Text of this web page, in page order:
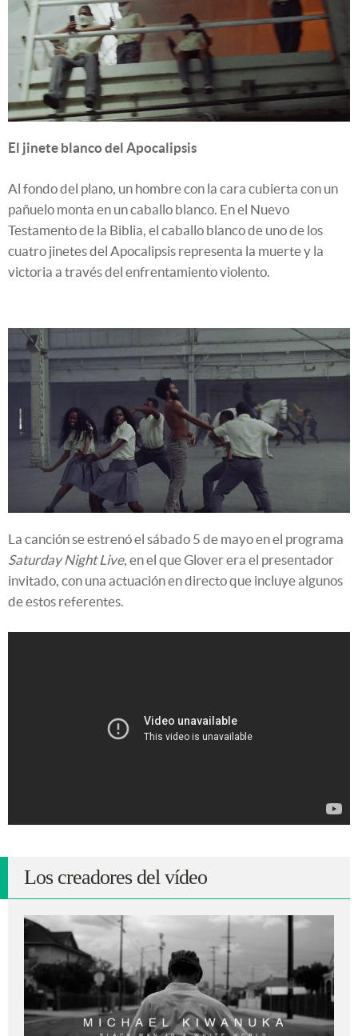
El jinete blanco del Apocalipsis
Al fondo del plano, un hombre con la cara cubierta con un
pañuelo monta en un caballo blanco. En el Nuevo
Testamento de la Biblia, el caballo blanco de uno de los
cuatro jinetes del Apocalipsis representa la muerte y la
victoria a través del enfrentamiento violento.
La canción se estrenó el sábado 5 de mayo en el programa
Saturday Night Live, en el que Glover era el presentador
invitado, con una actuación en directo que incluye algunos
de estos referentes.
Los creadores del vídeo